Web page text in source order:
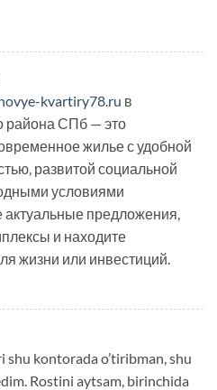
kvartiry78.ru в
района СПб — это
жилье с удобной
развитой социальной
условиями
актуальные предложения,
и находите
жизни или инвестиций.
shu kontorada o’tiribman, shu
Rostini aytsam, birinchida